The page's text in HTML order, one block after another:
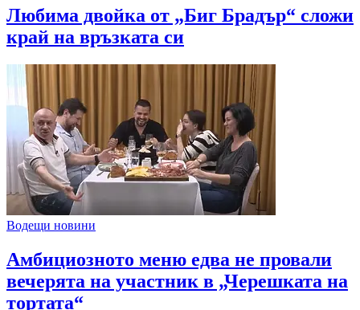
Любима двойка от „Биг Брадър“ сложи
край на връзката си
Водещи новини
Амбициозното меню едва не провали
вечерята на участник в „Черешката на
тортата“